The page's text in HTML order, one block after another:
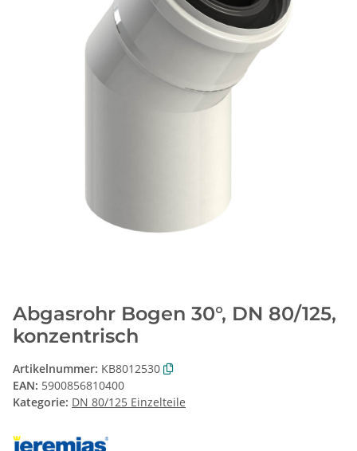
Abgasrohr Bogen 30°, DN 80/125,
konzentrisch
Artikelnummer: KB8012530
EAN: 5900856810400
Kategorie: DN 80/125 Einzelteile